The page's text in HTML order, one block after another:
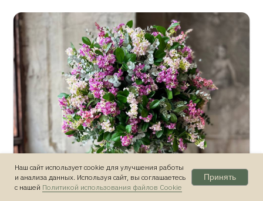
Наш сайт использует cookie для улучшения работы
и анализа данных. Используя сайт, вы соглашаетесь
с нашей Политикой использования файлов Cookie
Принять